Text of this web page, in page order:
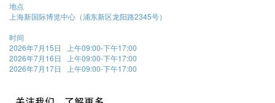
地点
上海新国际博览中心（浦东新区龙阳路2345号）
时间
2026年7月15日 上午09:00-下午17:00
2026年7月16日 上午09:00-下午17:00
2026年7月17日 上午09:00-下午17:00